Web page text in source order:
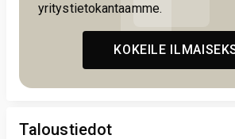
yritystietokantaamme.
KOKEILE
Taloustiedot